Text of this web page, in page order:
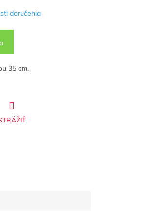
doručenia
35 cm.